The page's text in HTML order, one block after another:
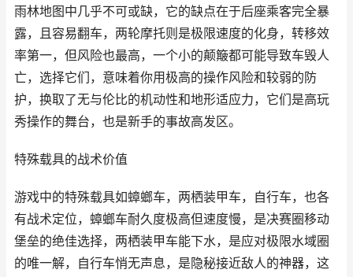
雨林地图中几乎不可或缺，它的缺点在于后座乘客完全暴
露，且容易翻车，两轮摩托则是极限速度的化身，转移效
率第一，但风险也最高，一个小的颠簸都可能导致车毁人
亡，选择它们，意味着你用极高的操作风险和较弱的防
护，换取了无与伦比的机动性和地形适应力，它们是高玩
秀操作的舞台，也是新手的事故高发区。
特殊载具的战术价值
游戏中的特殊载具如蟑螂车，两栖装甲车，自行车，也各
有战术定位，蟑螂车耐久度极高但速度慢，是决赛圈移动
堡垒的绝佳选择，两栖装甲车能下水，是应对极限水域圈
的唯一解，自行车悄无声息，是隐秘接近敌人的神器，这